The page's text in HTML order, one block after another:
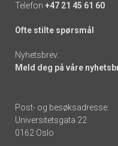
Telefon +47 21 45 61 60
Ofte stilte spørsmål
Nyhetsbrev:
Meld deg på våre
Post- og besøksadresse:
Universitetsgata 22
0162 Oslo